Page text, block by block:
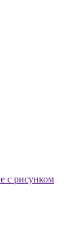
с рисунком